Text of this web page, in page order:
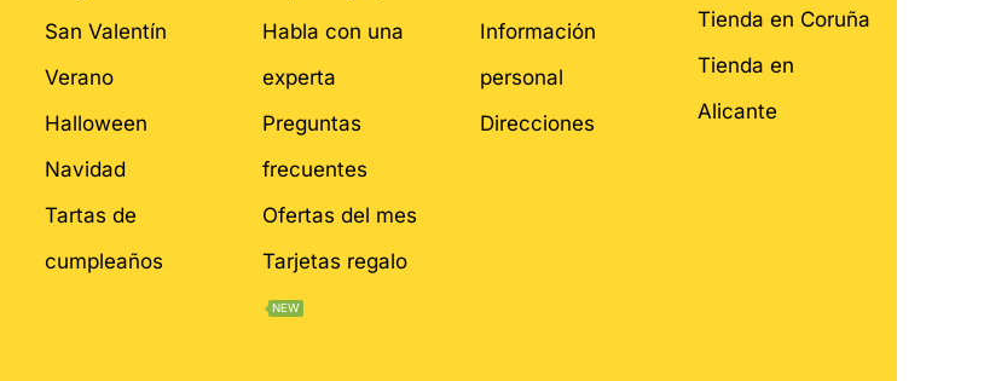
San Valentín
Verano
Halloween
Navidad
Tartas de
cumpleaños
Habla con una
experta
Preguntas
frecuentes
Ofertas del mes
Tarjetas regalo
NEW
Información
personal
Direcciones
Tienda en Coruña
Tienda en
Alicante